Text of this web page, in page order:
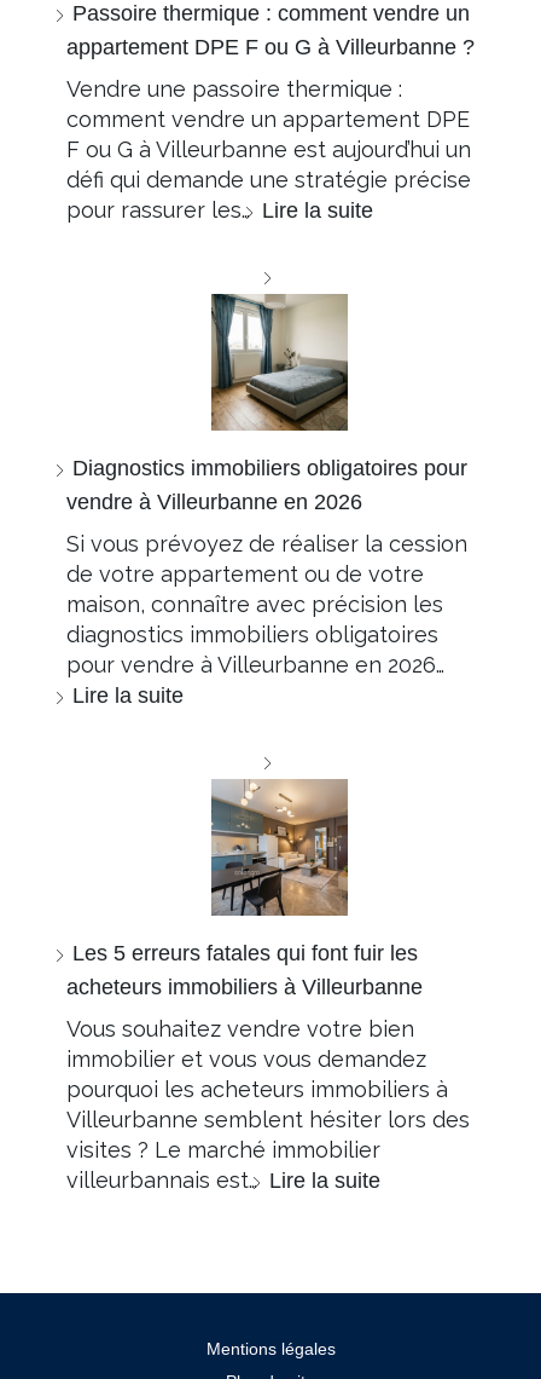
Passoire thermique : comment vendre un
appartement DPE F ou G à Villeurbanne ?
Vendre une passoire thermique :
comment vendre un appartement DPE
F ou G à Villeurbanne est aujourd’hui un
défi qui demande une stratégie précise
pour rassurer les… Lire la suite
Diagnostics immobiliers obligatoires pour
vendre à Villeurbanne en 2026
Si vous prévoyez de réaliser la cession
de votre appartement ou de votre
maison, connaître avec précision les
diagnostics immobiliers obligatoires
pour vendre à Villeurbanne en 2026…
Lire la suite
Les 5 erreurs fatales qui font fuir les
acheteurs immobiliers à Villeurbanne
Vous souhaitez vendre votre bien
immobilier et vous vous demandez
pourquoi les acheteurs immobiliers à
Villeurbanne semblent hésiter lors des
visites ? Le marché immobilier
villeurbannais est… Lire la suite
Mentions légales